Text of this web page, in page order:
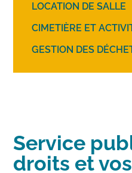
LOCATION DE SALLE
CIMETIÈRE ET
GESTION DES
Service
droits et